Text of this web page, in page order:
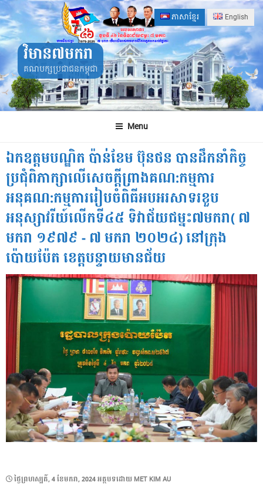
Skip
to
content
ភាសាខ្មែរ English
វិមាន៧មករា
គណបក្សប្រជាជនកម្ពុជា
Menu
ឯកឧត្តមបណ្ឌិត​ ប៉ាន់ខែម ប៊ុនថន បានដឹកនាំកិច្ច
ប្រជុំពិភាក្សាលេីសេចក្តីព្រាងគណ:កម្មការ
អនុគណ:កម្មការរៀបចំពិធីអបអរសាទរខួប
អនុស្សាវរីយ៍លេីកទី៤៥​ ទិវាជ័យជម្នះ៧មករា​( ៧​
មករា​ ១៩៧៩​ -​ ៧​ មករា​ ២០២៤) នៅក្រុង
ប៉ោយប៉ែត​ ខេត្តបន្ទាយមានជ័យ
POSTED
ថ្ងៃ​ព្រហស្បតិ៍, 4 ខែ​មករា, 2024អត្ថបទដោយ MET KIM AU